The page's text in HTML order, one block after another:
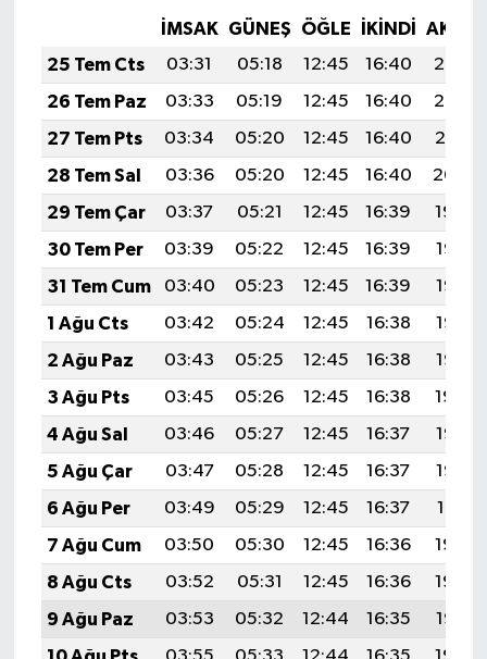
İMSAK GÜNEŞ ÖĞLE İKINDI
25 Tem Cts
03:31 05:18 12:45 16:40
20:03
26 Tem Paz
03:33 05:19 12:45 16:40
20:02
27 Tem Pts
03:34 05:20 12:45 16:40
20:01
28 Tem Sal
03:36 05:20 12:45 16:40
20:00
29 Tem Çar
03:37 05:21 12:45 16:39
19:59
30 Tem Per
03:39 05:22 12:45 16:39
19:58
31 Tem Cum
03:40 05:23 12:45 16:39
19:57
1 Ağu Cts
03:42 05:24 12:45 16:38
19:56
2 Ağu Paz
03:43 05:25 12:45 16:38
19:55
3 Ağu Pts
03:45 05:26 12:45 16:38
19:54
4 Ağu Sal
03:46 05:27 12:45 16:37
19:53
5 Ağu Çar
03:47 05:28 12:45 16:37
19:52
6 Ağu Per
03:49 05:29 12:45 16:37
19:51
7 Ağu Cum
03:50 05:30 12:45 16:36
19:49
8 Ağu Cts
03:52 05:31 12:45 16:36
19:48
9 Ağu Paz
03:53 05:32 12:44 16:35
19:47